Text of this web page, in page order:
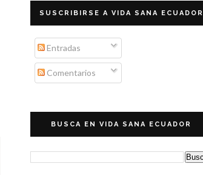
SUSCRIBIRSE A VIDA SANA ECUADOR
Entradas
Comentarios
BUSCA EN VIDA SANA ECUADOR